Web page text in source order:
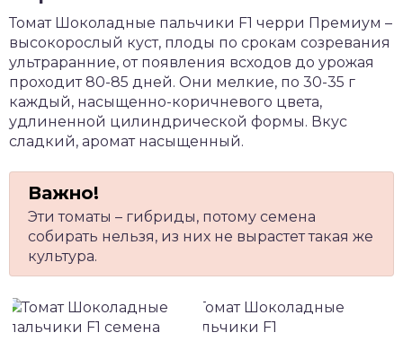
Томат Шоколадные пальчики F1 черри Премиум –
высокорослый куст, плоды по срокам созревания
ультраранние, от появления всходов до урожая
проходит 80-85 дней. Они мелкие, по 30-35 г
каждый, насыщенно-коричневого цвета,
удлиненной цилиндрической формы. Вкус
сладкий, аромат насыщенный.
Эти томаты – гибриды, потому семена
собирать нельзя, из них не вырастет такая же
культура.